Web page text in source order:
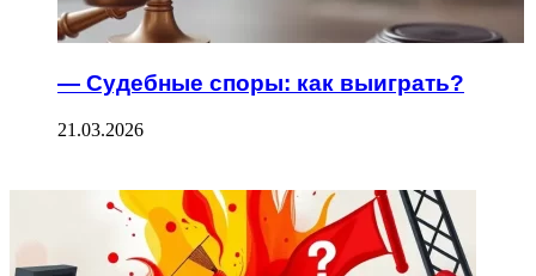
— Судебные споры: как выиграть?
21.03.2026